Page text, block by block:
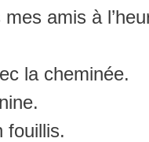
amis à
la cheminée.
fouillis.